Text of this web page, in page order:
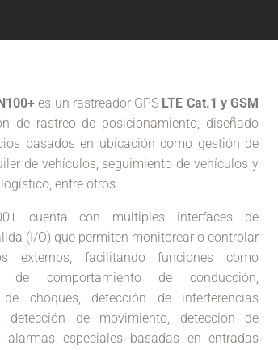
es un rastreador GPS LTE Cat.1 y GSM
de rastreo de posicionamiento, diseñado
basados en ubicación como gestión de
de vehículos, seguimiento de vehículos y
entre otros.
cuenta con múltiples interfaces de
(I/O) que permiten monitorear o controlar
externos, facilitando funciones como
de comportamiento de conducción,
de choques, detección de interferencias
detección de movimiento, detección de
alarmas especiales basadas en entradas